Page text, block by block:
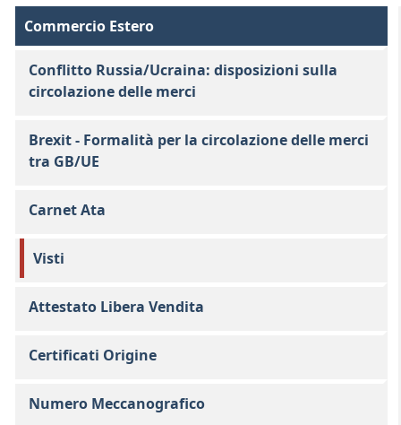
Commercio Estero
Commercio Estero
Conflitto Russia/Ucraina: disposizioni sulla
circolazione delle merci
Brexit - Formalità per la circolazione delle merci
tra GB/UE
Carnet Ata
Visti
Attestato Libera Vendita
Certificati Origine
Numero Meccanografico